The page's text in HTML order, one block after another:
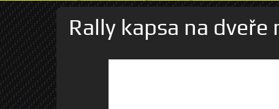
Rally kapsa na